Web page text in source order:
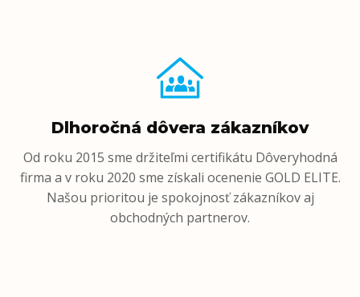
Dlhoročná dôvera zákazníkov
Od roku 2015 sme držiteľmi certifikátu Dôveryhodná
firma a v roku 2020 sme získali ocenenie GOLD ELITE.
Našou prioritou je spokojnosť zákazníkov aj
obchodných partnerov.